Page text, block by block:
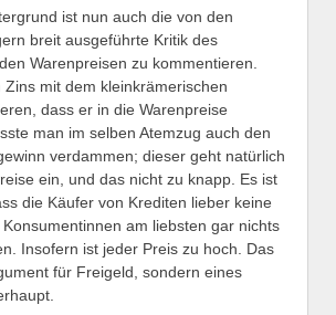
ist nun auch die von den
breit ausgeführte Kritik des
den Warenpreisen zu kommentieren.
Zins mit dem kleinkrämerischen
dass er in die Warenpreise
man im selben Atemzug auch den
verdammen; dieser geht natürlich
ein, und das nicht zu knapp. Es ist
die Käufer von Krediten lieber keine
am liebsten gar nichts
Insofern ist jeder Preis zu hoch. Das
für Freigeld, sondern eines